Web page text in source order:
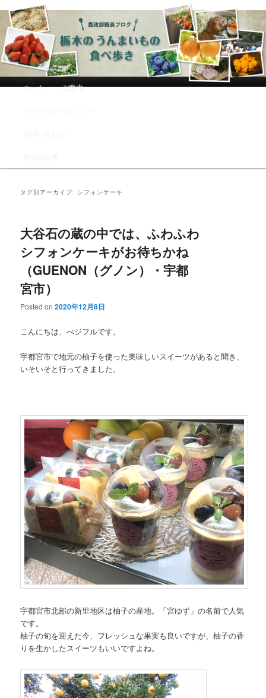
農政部職員ブログ「栃木のうんまい
もの食べ歩き」
メインコンテンツへ移動
サブコンテンツへ移動
ホーム ご案内
タグ別アーカイブ: シフォンケーキ
大谷石の蔵の中では、ふわふわ
シフォンケーキがお待ちかね
（GUENON（グノン）・宇都
宮市）
Posted on2020年12月8日
こんにちは、べジフルです。
宇都宮市で地元の柚子を使った美味しいスイーツがあると聞き、
いそいそと行ってきました。
宇都宮市北部の新里地区は柚子の産地。「宮ゆず」の名前で人気
です。
柚子の旬を迎えた今、フレッシュな果実も良いですが、柚子の香
りを生かしたスイーツもいいですよね。